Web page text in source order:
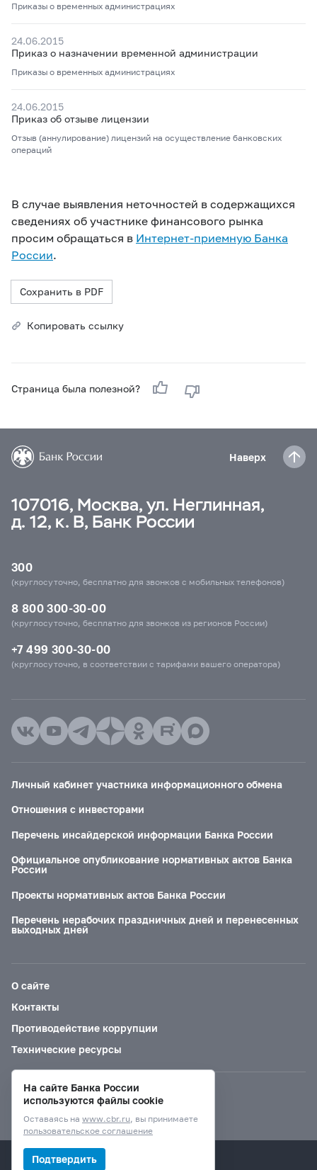
Приказы о временных администрациях
24.06.2015
Приказ о назначении временной администрации
Приказы о временных администрациях
24.06.2015
Приказ об отзыве лицензии
Отзыв (аннулирование) лицензий на осуществление банковских
операций
В случае выявления неточностей в содержащихся
сведениях об участнике финансового рынка
просим обращаться в Интернет-приемную Банка
России.
Сохранить в PDF
Копировать ссылку
Страница была полезной?
Наверх
107016, Москва, ул. Неглинная,
д. 12, к. В, Банк России
300
(круглосуточно, бесплатно для звонков с мобильных телефонов)
8 800 300-30-00
(круглосуточно, бесплатно для звонков из регионов России)
+7 499 300-30-00
(круглосуточно, в соответствии с тарифами вашего оператора)
Личный кабинет участника информационного обмена
Отношения с инвесторами
Перечень инсайдерской информации Банка России
Официальное опубликование нормативных актов Банка
России
Проекты нормативных актов Банка России
Перечень нерабочих праздничных дней и перенесенных
выходных дней
О сайте
Контакты
Противодействие коррупции
Технические ресурсы
Версия для слабовидящих
© Банк России, 2000–2026.
На сайте Банка России
используются файлы cookie
Оставаясь на www.cbr.ru, вы принимаете
пользовательское соглашение
Подтвердить